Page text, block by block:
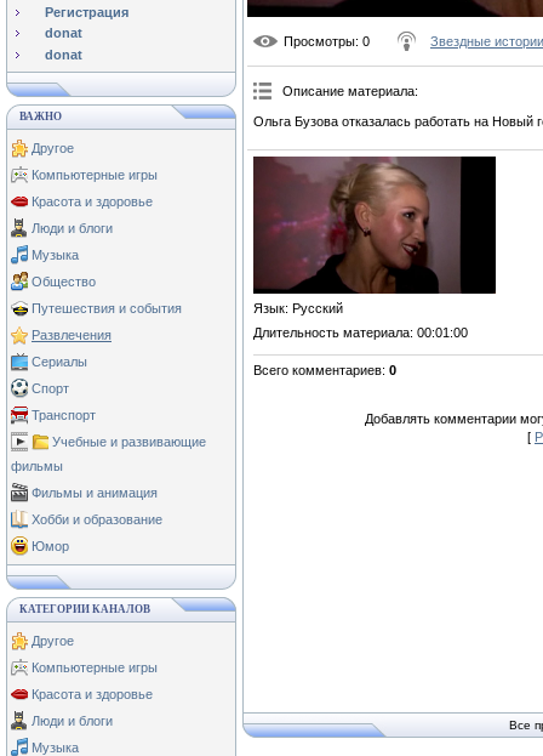
Регистрация
donat
donat
ВАЖНО
Другое
Компьютерные игры
Красота и здоровье
Люди и блоги
Музыка
Общество
Путешествия и события
Развлечения
Сериалы
Спорт
Транспорт
Учебные и развивающие
фильмы
Фильмы и анимация
Хобби и образование
Юмор
КАТЕГОРИИ КАНАЛОВ
Другое
Компьютерные игры
Красота и здоровье
Люди и блоги
Музыка
Просмотры: 0 Звездные истории
Описание материала:
Ольга Бузова отказалась работать на Новый
Язык: Русский
Длительность материала: 00:01:00
Всего комментариев: 0
Добавлять комментарии
[
Все